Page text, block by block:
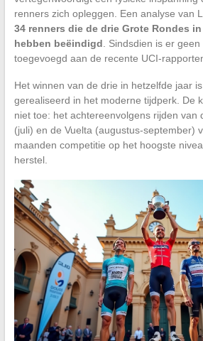
renners zich opleggen. Een analyse van
34 renners die de drie Grote Rondes
hebben beëindigd . Sindsdien is er
toegevoegd aan de recente UCI-
Het winnen van de drie in hetzelfde jaar
gerealiseerd in het moderne tijdperk. De
niet toe: het achtereenvolgens rijden van
(juli) en de Vuelta (augustus-september)
maanden competitie op het hoogste
herstel.